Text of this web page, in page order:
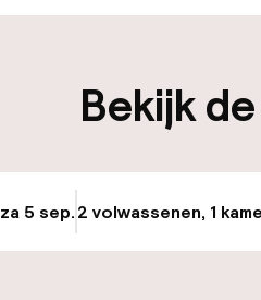
op eigen
op eigen
Bekijk
5 sep.2 volwassenen, 1